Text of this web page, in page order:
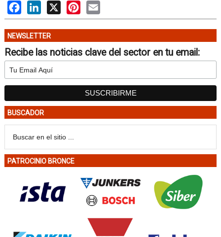
FacebookLinkedIn Pinterest
NEWSLETTER
Recibe las noticias clave del sector en tu email:
BUSCADOR
PATROCINIO BRONCE